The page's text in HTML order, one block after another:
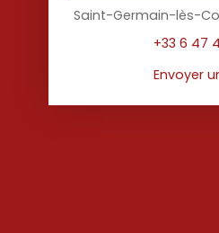
Saint-Germain-lès-
+33 6 47
Envoyer